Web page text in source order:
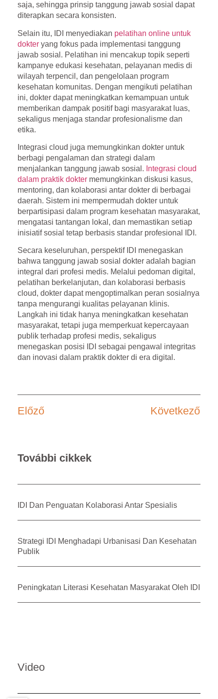
saja, sehingga prinsip tanggung jawab sosial dapat
diterapkan secara konsisten.
Selain itu, IDI menyediakan pelatihan online untuk
dokteryang fokus pada implementasi tanggung
jawab sosial. Pelatihan ini mencakup topik seperti
kampanye edukasi kesehatan, pelayanan medis di
wilayah terpencil, dan pengelolaan program
kesehatan komunitas. Dengan mengikuti pelatihan
ini, dokter dapat meningkatkan kemampuan untuk
memberikan dampak positif bagi masyarakat luas,
sekaligus menjaga standar profesionalisme dan
etika.
Integrasi cloud juga memungkinkan dokter untuk
berbagi pengalaman dan strategi dalam
menjalankan tanggung jawab sosial. Integrasi cloud
dalam praktik doktermemungkinkan diskusi kasus,
mentoring, dan kolaborasi antar dokter di berbagai
daerah. Sistem ini mempermudah dokter untuk
berpartisipasi dalam program kesehatan masyarakat,
mengatasi tantangan lokal, dan memastikan setiap
inisiatif sosial tetap berbasis standar profesional IDI.
Secara keseluruhan, perspektif IDI menegaskan
bahwa tanggung jawab sosial dokter adalah bagian
integral dari profesi medis. Melalui pedoman digital,
pelatihan berkelanjutan, dan kolaborasi berbasis
cloud, dokter dapat mengoptimalkan peran sosialnya
tanpa mengurangi kualitas pelayanan klinis.
Langkah ini tidak hanya meningkatkan kesehatan
masyarakat, tetapi juga memperkuat kepercayaan
publik terhadap profesi medis, sekaligus
menegaskan posisi IDI sebagai pengawal integritas
dan inovasi dalam praktik dokter di era digital.
Előző Következő
További cikkek
IDI Dan Penguatan Kolaborasi Antar Spesialis
Strategi IDI Menghadapi Urbanisasi Dan Kesehatan
Publik
Peningkatan Literasi Kesehatan Masyarakat Oleh IDI
Video